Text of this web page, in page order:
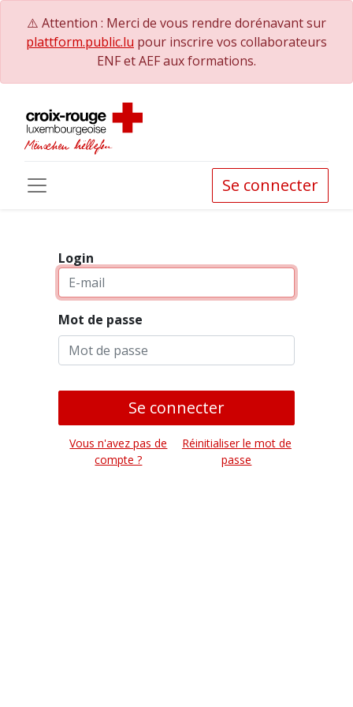
⚠️ Attention : Merci de vous rendre dorénavant sur
plattform.public.lu pour inscrire vos collaborateurs
ENF et AEF aux formations.
Se connecter
Login
Mot de passe
Se connecter
Vous n'avez pas de
compte ?
Réinitialiser le mot de
passe